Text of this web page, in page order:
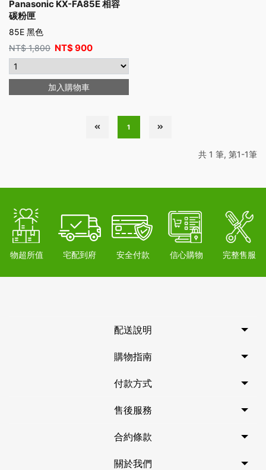
Panasonic KX-FA85E 相容
碳粉匣
85E 黑色
NT$1,800 NT$900
加入購物車
1
共 1 筆, 第1-1筆
物超所值 宅配到府 安全付款 信心購物 完整售服
配送說明
購物指南
付款方式
售後服務
合約條款
關於我們